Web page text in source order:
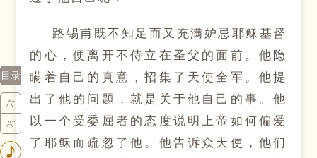
路锡甫既不知足而又充满妒忌耶稣基督
的心，便离开不侍立在圣父的面前。他隐
瞒着自己的真意，招集了天使全军。他提
出了他的问题，就是关于他自己的事。他
以一个受委屈者的态度说明上帝如何偏爱
了耶稣而疏忽了他。他告诉众天使，他们
目录